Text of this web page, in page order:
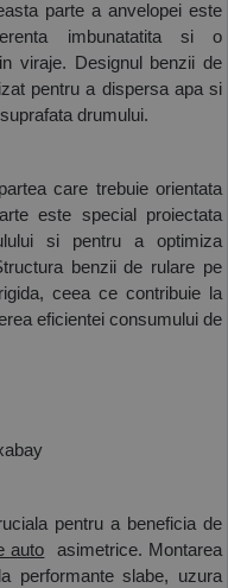
parte a anvelopei este
imbunatatita si o
viraje. Designul benzii de
pentru a dispersa apa si
drumului.
care trebuie orientata
este special proiectata
si pentru a optimiza
benzii de rulare pe
ceea ce contribuie la
eficientei consumului de
pentru a beneficia de
auto asimetrice. Montarea
performante slabe, uzura